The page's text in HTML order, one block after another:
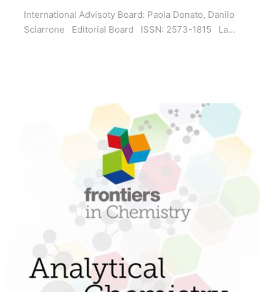
International Advisoty Board: Paola Donato, Danilo
Sciarrone Editorial Board ISSN: 2573-1815 La...